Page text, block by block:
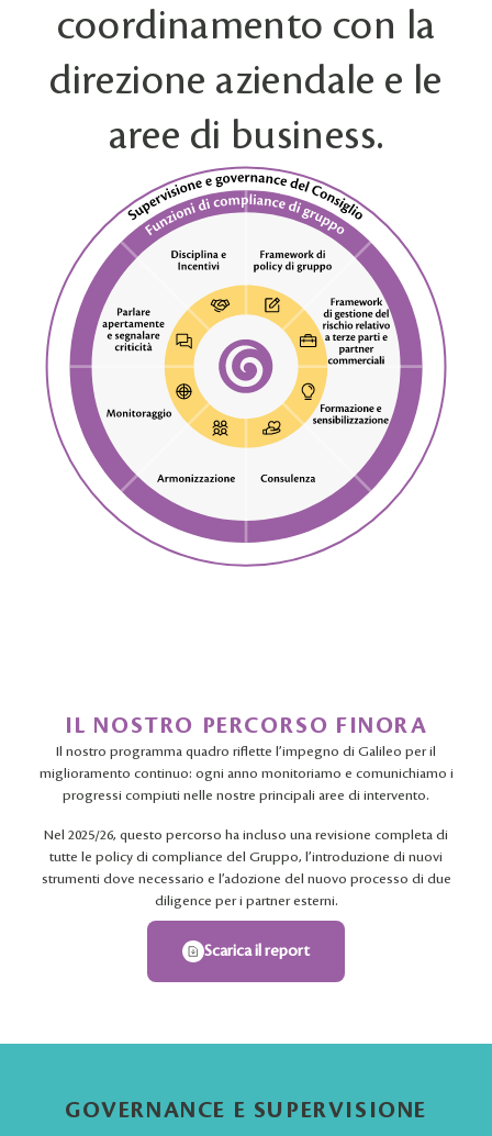
coordinamento con la
direzione aziendale e le
aree di business.
IL NOSTRO PERCORSO FINORA
Il nostro programma quadro riflette l’impegno di Galileo per il
miglioramento continuo: ogni anno monitoriamo e comunichiamo i
progressi compiuti nelle nostre principali aree di intervento.
Nel 2025/26, questo percorso ha incluso una revisione completa di
tutte le policy di compliance del Gruppo, l’introduzione di nuovi
strumenti dove necessario e l’adozione del nuovo processo di due
diligence per i partner esterni.
Scarica il report
GOVERNANCE E SUPERVISIONE